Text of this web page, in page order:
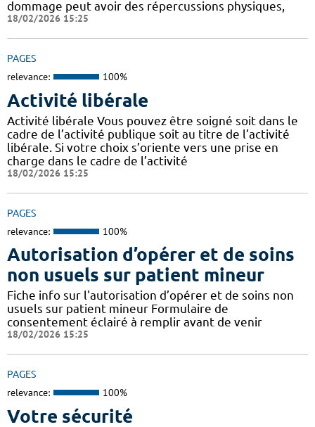
dommage peut avoir des répercussions physiques,
18/02/2026 15:25
PAGES
relevance: 100%
Activité libérale
Activité libérale Vous pouvez être soigné soit dans le
cadre de l’activité publique soit au titre de l’activité
libérale. Si votre choix s’oriente vers une prise en
charge dans le cadre de l’activité
18/02/2026 15:25
PAGES
relevance: 100%
Autorisation d’opérer et de soins
non usuels sur patient mineur
Fiche info sur l'autorisation d’opérer et de soins non
usuels sur patient mineur Formulaire de
consentement éclairé à remplir avant de venir
18/02/2026 15:25
PAGES
relevance: 100%
Votre sécurité